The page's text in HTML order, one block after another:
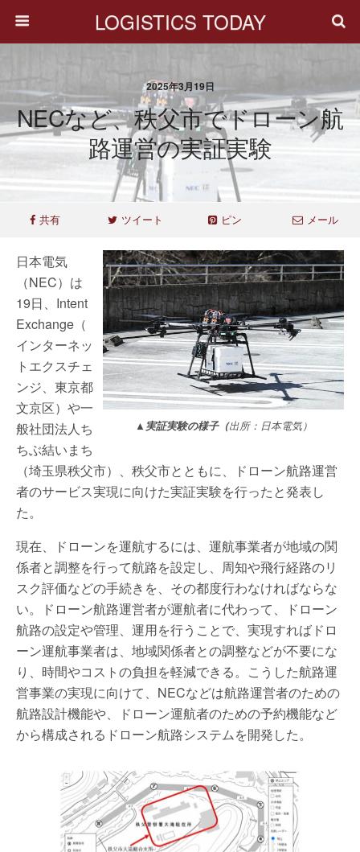
LOGISTICS TODAY
2025年3月19日
NECなど、秩父市でドローン航
路運営の実証実験
共有 ツイート ピン メール
▲ 実証実験の様子（出所：日本電気）
日本電気
（NEC）は
19日、Intent
Exchange（
インターネッ
トエクスチェ
ンジ、東京都
文京区）や一
般社団法人ち
ちぶ結いまち
（埼玉県秩父市）、秩父市とともに、ドローン航路運営
者のサービス実現に向けた実証実験を行ったと発表し
た。
現在、ドローンを運航するには、運航事業者が地域の関
係者と調整を行って航路を設定し、周知や飛行経路のリ
スク評価などの手続きを、その都度行わなければならな
い。ドローン航路運営者が運航者に代わって、ドローン
航路の設定や管理、運用を行うことで、実現すればドロ
ーン運航事業者は、地域関係者との調整などが不要にな
り、時間やコストの負担を軽減できる。こうした航路運
営事業の実現に向けて、NECなどは航路運営者のための
航路設計機能や、ドローン運航者のための予約機能など
から構成されるドローン航路システムを開発した。